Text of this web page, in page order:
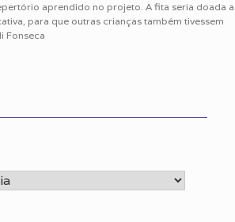
aprendido no projeto. A fita seria doada a
para que outras crianças também tivessem
Fonseca